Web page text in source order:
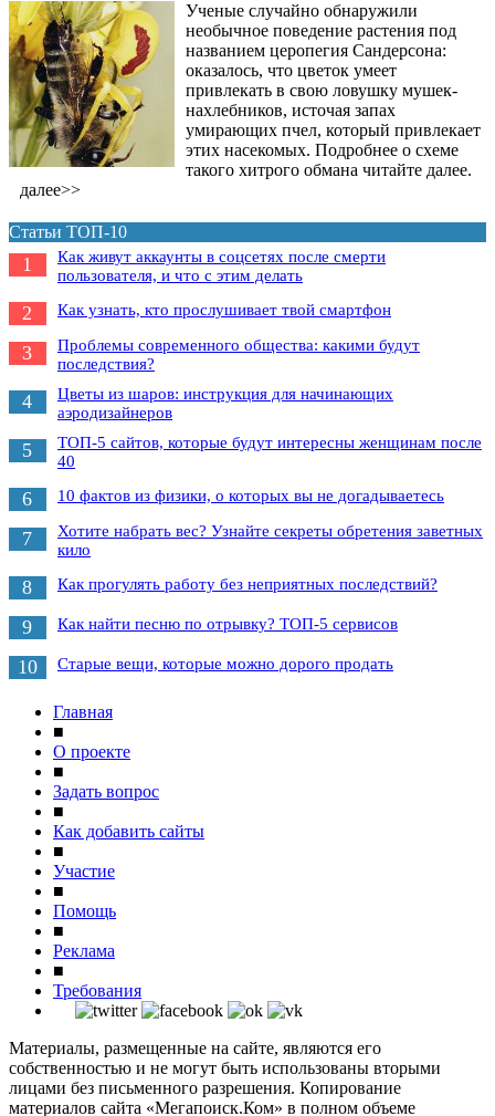
Ученые случайно обнаружили
необычное поведение растения под
названием церопегия Сандерсона:
оказалось, что цветок умеет
привлекать в свою ловушку мушек-
нахлебников, источая запах
умирающих пчел, который привлекает
этих насекомых. Подробнее о схеме
такого хитрого обмана читайте далее.
далее>>
Статьи ТОП-10
1
Как живут аккаунты в соцсетях после смерти
пользователя, и что с этим делать
2 Как узнать, кто прослушивает твой смартфон
3
Проблемы современного общества: какими будут
последствия?
4
Цветы из шаров: инструкция для начинающих
аэродизайнеров
5
ТОП-5 сайтов, которые будут интересны женщинам после
40
6 10 фактов из физики, о которых вы не догадываетесь
7
Хотите набрать вес? Узнайте секреты обретения заветных
кило
8 Как прогулять работу без неприятных последствий?
9 Как найти песню по отрывку? ТОП-5 сервисов
10 Старые вещи, которые можно дорого продать
Главная
■
О проекте
■
Задать вопрос
■
Как добавить сайты
■
Участие
■
Помощь
■
Реклама
■
Требования
Материалы, размещенные на сайте, являются его
собственностью и не могут быть использованы вторыми
лицами без письменного разрешения. Копирование
материалов сайта «Мегапоиск.Ком» в полном объеме